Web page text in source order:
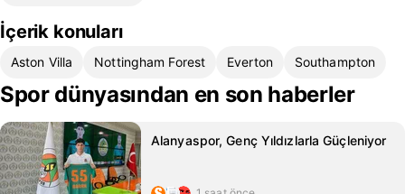
İçerik konuları
Aston Villa Nottingham Forest Everton Southampton
Spor dünyasından en son haberler
Alanyaspor, Genç Yıldızlarla Güçleniyor